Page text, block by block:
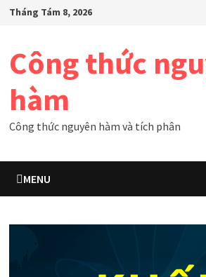
SkipTháng Tám 8, 2026
Công thức
hàm
Công thức nguyên hàm và tích phân
MENU